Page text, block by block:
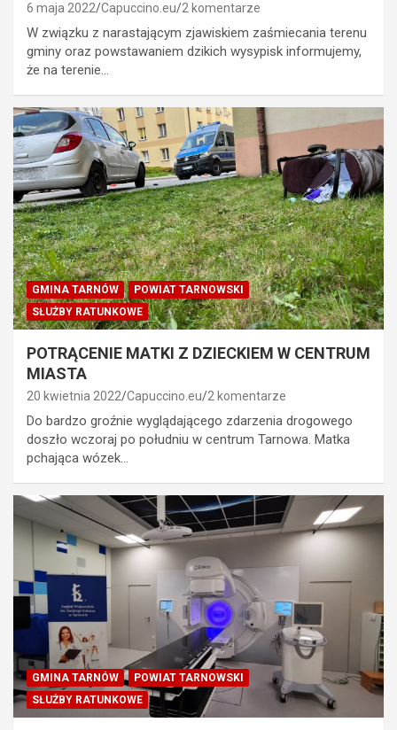
6 maja 2022 Capuccino.eu 2 komentarze
W związku z narastającym zjawiskiem zaśmiecania terenu
gminy oraz powstawaniem dzikich wysypisk informujemy,
że na terenie…
GMINA TARNÓW
POWIAT TARNOWSKI
SŁUŻBY RATUNKOWE
POTRĄCENIE MATKI Z DZIECKIEM W CENTRUM
MIASTA
20 kwietnia 2022 Capuccino.eu 2 komentarze
Do bardzo groźnie wyglądającego zdarzenia drogowego
doszło wczoraj po południu w centrum Tarnowa. Matka
pchająca wózek…
GMINA TARNÓW
POWIAT TARNOWSKI
SŁUŻBY RATUNKOWE